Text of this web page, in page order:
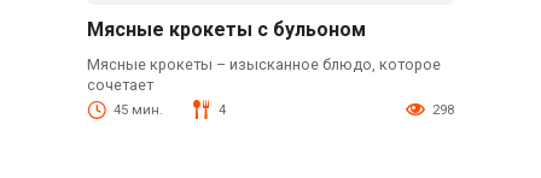
Мясные крокеты с бульоном
Мясные крокеты – изысканное блюдо, которое
сочетает
45 мин. 4 298